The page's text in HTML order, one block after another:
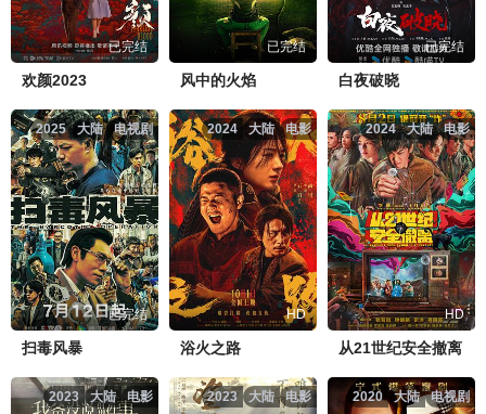
已完结
欢颜2023
已完结
风中的火焰
已完结
白夜破晓
电视剧
大陆
2025
已完结
扫毒风暴
电影
大陆
2024
HD
浴火之路
电影
大陆
2024
HD
从21世纪安全撤离
电影
大陆
2023 电影
大陆
2023 电视剧
大陆
2020